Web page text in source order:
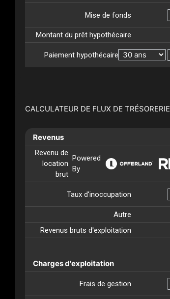
Mise de fonds
Montant du prêt hypothécaire
Paiement hypothécaire
CALCULATEUR DE FLUX DE TRÉSORERIE
Revenus
Revenu de
location
brut
Powered
By
Taux d'inoccupation
Autre
Revenus bruts d'exploitation
Charges d'exploitation
Frais de gestion